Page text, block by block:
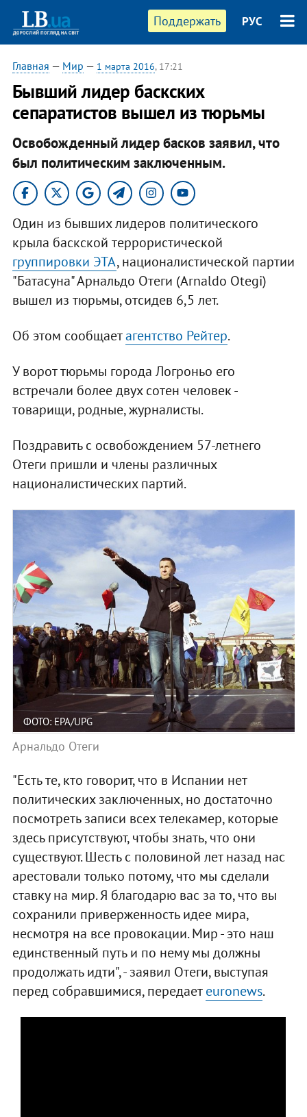
Поддержать РУС
Главная — Мир — 1 марта 2016, 17:21
Бывший лидер баскских
сепаратистов вышел из тюрьмы
Освобожденный лидер басков заявил, что
был политическим заключенным.
Один из бывших лидеров политического
крыла баскской террористической
группировки ЭТА, националистической партии
"Батасуна" Арнальдо Отеги (Arnaldo Otegi)
вышел из тюрьмы, отсидев 6,5 лет.
Об этом сообщаетагентство Рейтер.
У ворот тюрьмы города Логроньо его
встречали более двух сотен человек -
товарищи, родные, журналисты.
Поздравить с освобождением 57-летнего
Отеги пришли и члены различных
националистических партий.
ФОТО: EPA/UPG
Арнальдо Отеги
"Есть те, кто говорит, что в Испании нет
политических заключенных, но достаточно
посмотреть записи всех телекамер, которые
здесь присутствуют, чтобы знать, что они
существуют. Шесть с половиной лет назад нас
арестовали только потому, что мы сделали
ставку на мир. Я благодарю вас за то, что вы
сохранили приверженность идее мира,
несмотря на все провокации. Мир - это наш
единственный путь и по нему мы должны
продолжать идти", - заявил Отеги, выступая
перед собравшимися, передаетeuronews.